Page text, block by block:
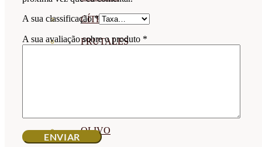
CÍTRICOS
FRUTALES
OLIVO
A sua classificação*
A sua avaliação sobre o produto *